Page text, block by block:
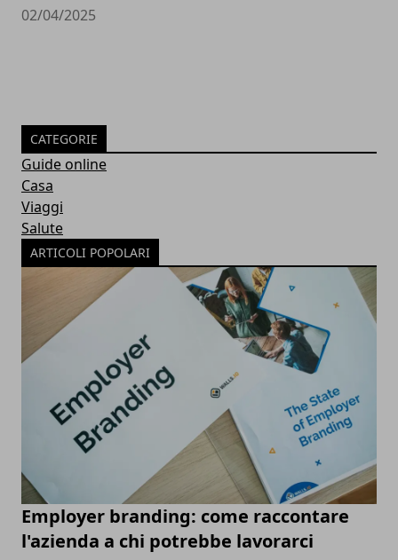
02/04/2025
CATEGORIE
Guide online
Casa
Viaggi
Salute
ARTICOLI POPOLARI
Employer branding: come raccontare
l'azienda a chi potrebbe lavorarci